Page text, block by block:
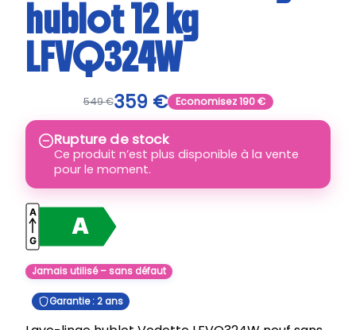
hublot 12 kg
LFVQ324W
549€359 € Economisez190€
Rupture de stock
Ce produit n’est plus disponible à la vente
pour le moment.
Jamais utilisé – sans défaut
Garantie : 2 ans